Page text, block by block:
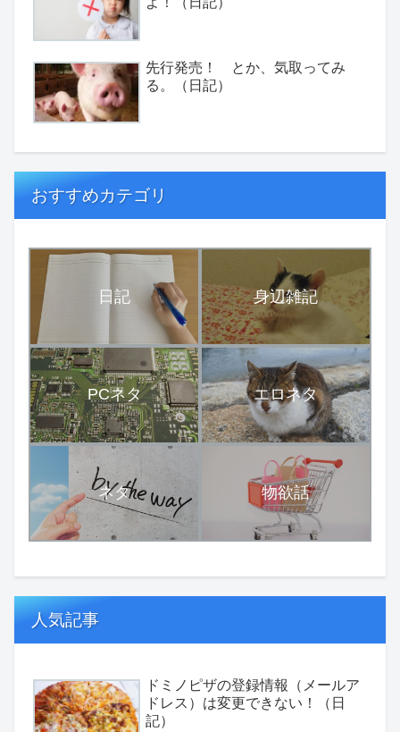
先行発売！ とか、気取ってみ
る。（日記）
おすすめカテゴリ
日記 身辺雑記
PCネタ エロネタ
ネタ 物欲話
人気記事
ドミノピザの登録情報（メールア
ドレス）は変更できない！（日
記）